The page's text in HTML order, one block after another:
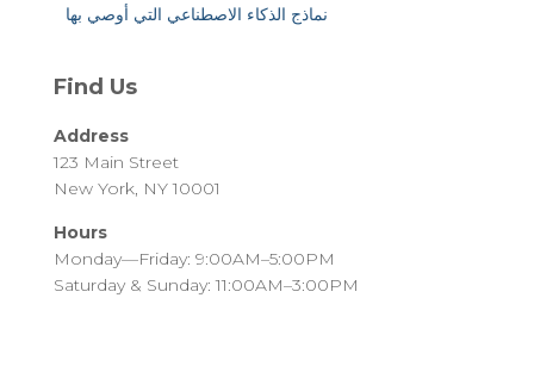
نماذج الذكاء الاصطناعي التي أوصي بها
Find Us
Address
123 Main Street
New York, NY 10001
Hours
Monday—Friday: 9:00AM–5:00PM
Saturday & Sunday: 11:00AM–3:00PM